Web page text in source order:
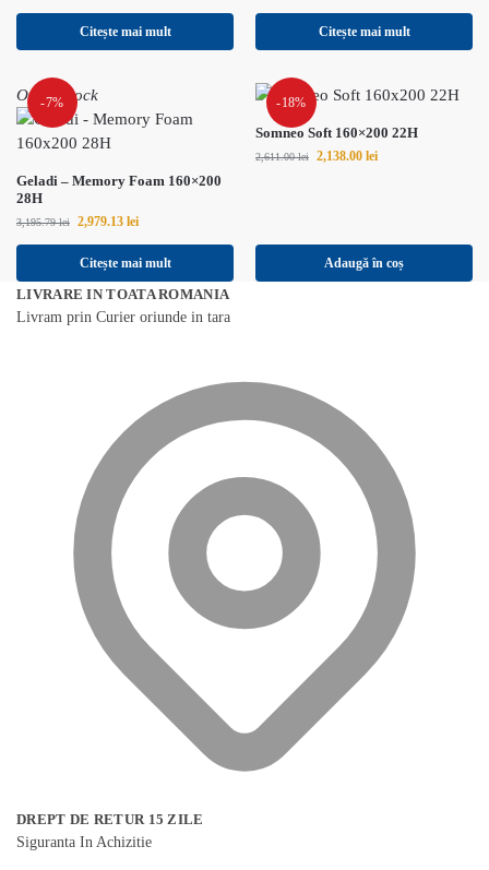
Citește mai mult Citește mai mult
-7%
Out of stock
Geladi – Memory Foam 160×200
28H
3,195.79lei 2,979.13 lei
Citește mai mult
-18%
Somneo Soft 160×200 22H
2,611.00lei 2,138.00 lei
Adaugă în coș
LIVRARE IN TOATA ROMANIA
Livram prin Curier oriunde in tara
DREPT DE RETUR 15 ZILE
Siguranta In Achizitie